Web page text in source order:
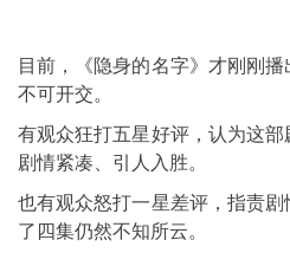
目前，《隐身的名字》才刚刚
不可开交。
有观众狂打五星好评，认为这部
剧情紧凑、引人入胜。
也有观众怒打一星差评，指责
了四集仍然不知所云。